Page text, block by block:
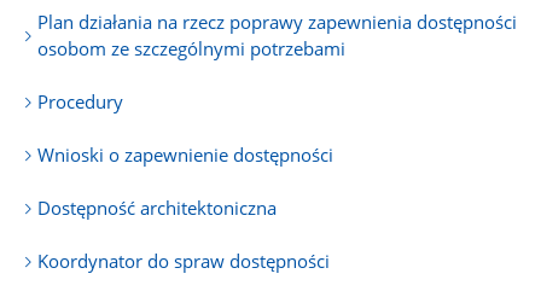
Plan działania na rzecz poprawy zapewnienia dostępności
osobom ze szczególnymi potrzebami
Procedury
Wnioski o zapewnienie dostępności
Dostępność architektoniczna
Koordynator do spraw dostępności